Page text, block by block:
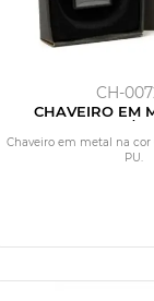
CH-
CHAVEIRO EM
CINZA/
Chaveiro em metal na
PU.